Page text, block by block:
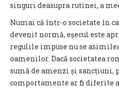
singuri deasupra rutinei, a
Numai că într-o societate în
devenit normă, eșecul este
regulile impuse nu se
oamenilor. Dacă societatea
sumă de amenzi și sancțiuni,
comportamente ar fi diferite